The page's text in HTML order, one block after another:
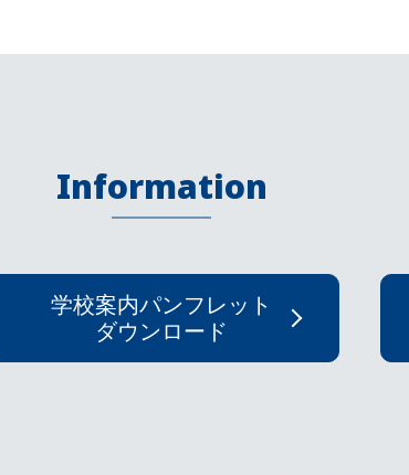
Information
学校案内パンフレット
ダウンロード